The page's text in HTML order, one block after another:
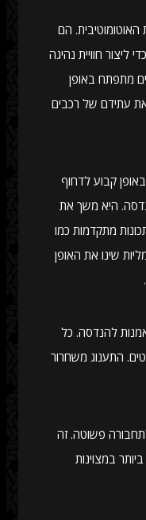
האוטומוטיבית. הם
ליצור חוויית נהיגה
מתפתח באופן
עתידם של רכבים
קבוע לדחוף
היא משך את
מתקדמות כמו
שינו את האופן
להנדסה. כל
התענוג משחרור
פשוטה. זה
במצוינות